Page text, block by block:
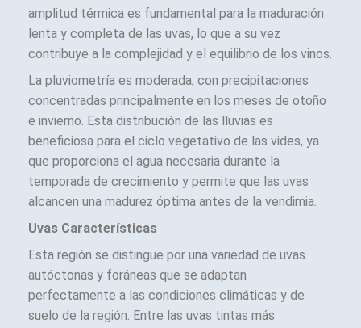
amplitud térmica es fundamental para la maduración
lenta y completa de las uvas, lo que a su vez
contribuye a la complejidad y el equilibrio de los vinos.
La pluviometría es moderada, con precipitaciones
concentradas principalmente en los meses de otoño
e invierno. Esta distribución de las lluvias es
beneficiosa para el ciclo vegetativo de las vides, ya
que proporciona el agua necesaria durante la
temporada de crecimiento y permite que las uvas
alcancen una madurez óptima antes de la vendimia.
Uvas Características
Esta región se distingue por una variedad de uvas
autóctonas y foráneas que se adaptan
perfectamente a las condiciones climáticas y de
suelo de la región. Entre las uvas tintas más